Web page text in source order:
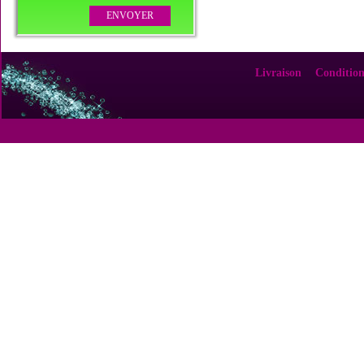
Livraison